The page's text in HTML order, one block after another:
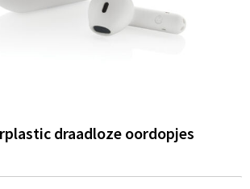
draadloze oordopjes